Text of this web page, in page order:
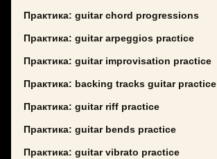
Практика: guitar chord progressions
Практика: guitar arpeggios practice
Практика: guitar improvisation practice
Практика: backing tracks guitar practice
Практика: guitar riff practice
Практика: guitar bends practice
Практика: guitar vibrato practice